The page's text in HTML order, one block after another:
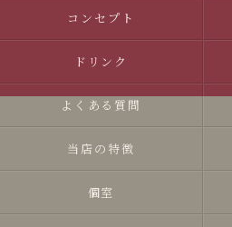
コンセプト
ドリンク
よくある質問
当店の特徴
個室